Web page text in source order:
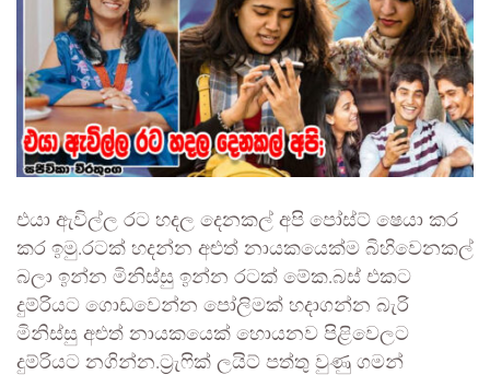
එයා ඇවිල්ල රට හදල දෙනකල් අපි පෝස්ට් ෂෙයා කර
කර ඉමු.රටක් හදන්න අළුත් නායකයෙක්ම බිහිවෙනකල්
බලා ඉන්න මිනිස්සු ඉන්න රටක් මේක.බස් එකට
දුම්රියට ගොඩවෙන්න පෝලිමක් හදාගන්න බැරි
මිනිස්සු අළුත් නායකයෙක් හොයනව පිළිවෙලට
දුම්රියට නගින්න.ට්‍රැෆික් ලයිට් පත්තු වුණු ගමන්